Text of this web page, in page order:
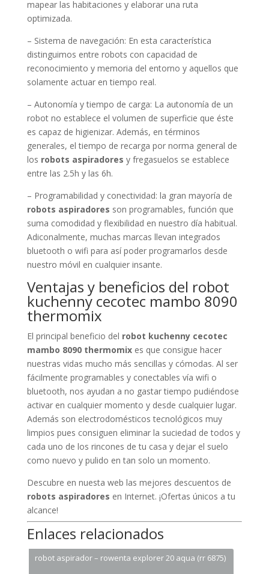
mapear las habitaciones y elaborar una ruta
optimizada.
– Sistema de navegación: En esta característica
distinguimos entre robots con capacidad de
reconocimiento y memoria del entorno y aquellos que
solamente actuar en tiempo real.
– Autonomía y tiempo de carga: La autonomía de un
robot no establece el volumen de superficie que éste
es capaz de higienizar. Además, en términos
generales, el tiempo de recarga por norma general de
los robots aspiradores y fregasuelos se establece
entre las 2.5h y las 6h.
– Programabilidad y conectividad: la gran mayoría de
robots aspiradores son programables, función que
suma comodidad y flexibilidad en nuestro día habitual.
Adiconalmente, muchas marcas llevan integrados
bluetooth o wifi para así poder programarlos desde
nuestro móvil en cualquier insante.
Ventajas y beneficios del robot
kuchenny cecotec mambo 8090
thermomix
El principal beneficio del robot kuchenny cecotec
mambo 8090 thermomixes que consigue hacer
nuestras vidas mucho más sencillas y cómodas. Al ser
fácilmente programables y conectables vía wifi o
bluetooth, nos ayudan a no gastar tiempo pudiéndose
activar en cualquier momento y desde cualquier lugar.
Además son electrodomésticos tecnológicos muy
limpios pues consiguen eliminar la suciedad de todos y
cada uno de los rincones de tu casa y dejar el suelo
como nuevo y pulido en tan solo un momento.
Descubre en nuesta web las mejores descuentos de
robots aspiradores en Internet. ¡Ofertas únicos a tu
alcance!
Enlaces relacionados
robot aspirador – rowenta explorer 20 aqua (rr 6875)